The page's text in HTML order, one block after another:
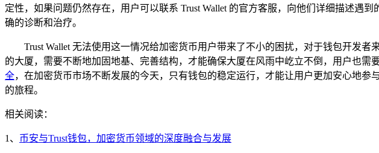
定性，如果问题仍然存在，用户可以联系 Trust Wallet 的官方客服，向他们详细描述遇
确的诊断和治疗。
Trust Wallet 无法使用这一情况给加密货币用户带来了不小的困扰，对于钱包开发
的大厦，需要不断地加固地基、完善结构，才能确保大厦在风雨中屹立不倒，用户也
全，在加密货币市场不断发展的今天，只有钱包的稳定运行，才能让用户更加安心地
的旅程。
相关阅读：
1、 币安与Trust钱包，加密货币领域的深度融合与发展